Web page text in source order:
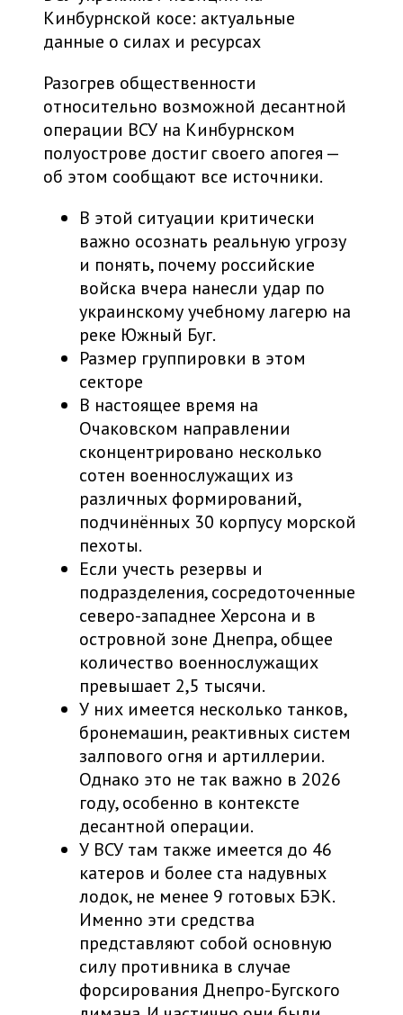
Разогрев общественности
относительно возможной десантной
операции ВСУ на Кинбурнском
полуострове достиг своего апогея —
об этом сообщают все источники.
В этой ситуации критически
важно осознать реальную угрозу
и понять, почему российские
войска вчера нанесли удар по
украинскому учебному лагерю на
реке Южный Буг.
Размер группировки в этом
секторе
В настоящее время на
Очаковском направлении
сконцентрировано несколько
сотен военнослужащих из
различных формирований,
подчинённых 30 корпусу морской
пехоты.
Если учесть резервы и
подразделения, сосредоточенные
северо-западнее Херсона и в
островной зоне Днепра, общее
количество военнослужащих
превышает 2,5 тысячи.
У них имеется несколько танков,
бронемашин, реактивных систем
залпового огня и артиллерии.
Однако это не так важно в 2026
году, особенно в контексте
десантной операции.
У ВСУ там также имеется до 46
катеров и более ста надувных
лодок, не менее 9 готовых БЭК.
Именно эти средства
представляют собой основную
силу противника в случае
форсирования Днепро-Бугского